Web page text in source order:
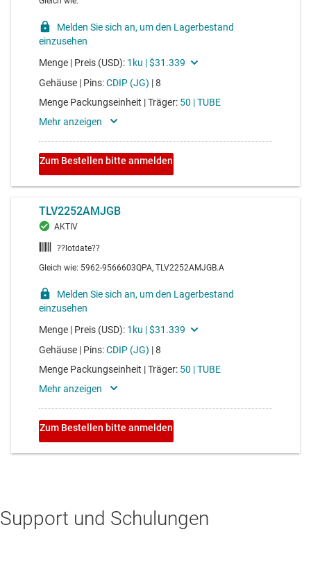
Support und Schulungen